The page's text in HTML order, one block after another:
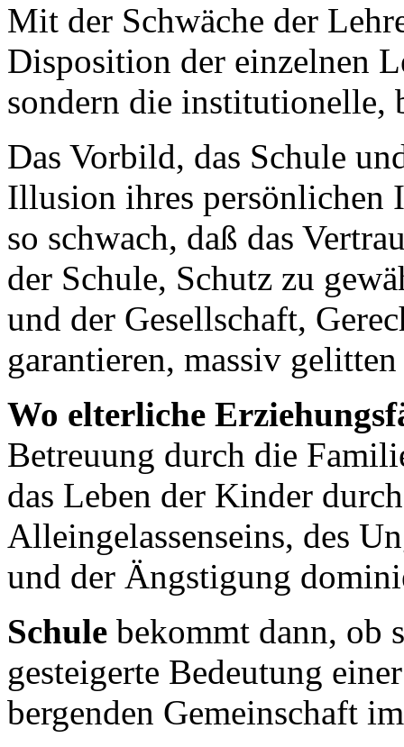
Mit der Schwäche der
Disposition der einzelnen
sondern die institutionelle,
Das Vorbild, das Schule
Illusion ihres persönlichen
so schwach, daß das
der Schule, Schutz zu
und der Gesellschaft,
garantieren, massiv
Wo elterliche
Betreuung durch die
das Leben der Kinder
Alleingelassenseins, des
und der Ängstigung
Schule bekommt dann, ob
gesteigerte Bedeutung
bergenden Gemeinschaft